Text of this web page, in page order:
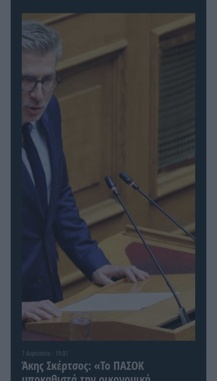
7 Αυγούστου - 19:01
Άκης Σκέρτσος: «Το ΠΑΣΟΚ